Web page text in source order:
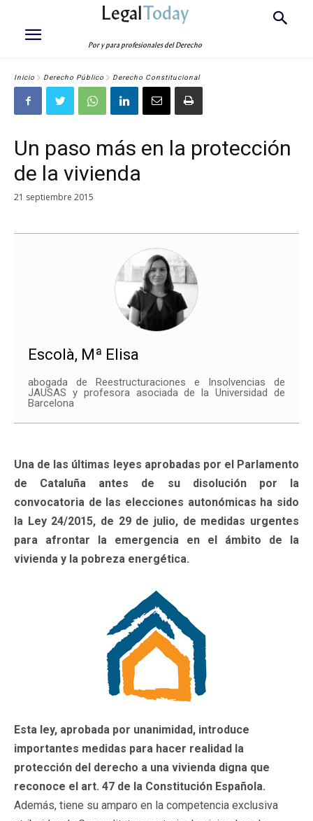
LegalToday
Por y para profesionales del Derecho
Inicio Derecho Público Derecho Constitucional
Un paso más en la protección
de la vivienda
21 septiembre 2015
Escolà, Mª Elisa
abogada de Reestructuraciones e Insolvencias de
JAUSAS y profesora asociada de la Universidad de
Barcelona
Una de las últimas leyes aprobadas por el Parlamento
de Cataluña antes de su disolución por la
convocatoria de las elecciones autonómicas ha sido
la Ley 24/2015, de 29 de julio, de medidas urgentes
para afrontar la emergencia en el ámbito de la
vivienda y la pobreza energética.
Esta ley, aprobada por unanimidad, introduce
importantes medidas para hacer realidad la
protección del derecho a una vivienda digna que
reconoce el art. 47 de la Constitución Española.
Además, tiene su amparo en la competencia exclusiva